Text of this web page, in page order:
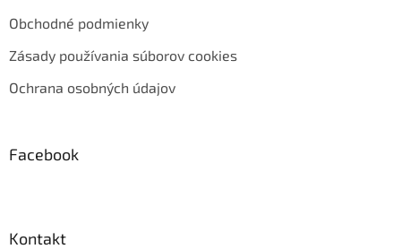
Obchodné podmienky
Zásady používania súborov cookies
Ochrana osobných údajov
Facebook
Kontakt